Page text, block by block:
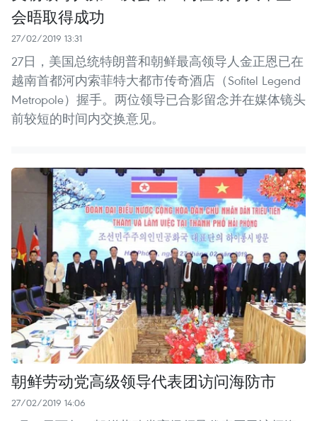
会晤取得成功
27/02/2019 13:31
27日，美国总统特朗普和朝鲜最高领导人金正恩已在
越南首都河内索菲特大都市传奇酒店（Sofitel Legend
Metropole）握手。两位领导已合影留念并在媒体镜头
前较短的时间内交换意见。
朝鲜劳动党高级领导代表团访问海防市
27/02/2019 14:06